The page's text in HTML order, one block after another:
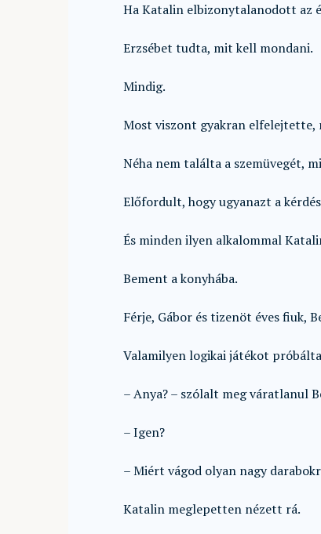
Ha Katalin elbizonytalanodott az
Erzsébet tudta, mit kell mondani.
Mindig.
Most viszont gyakran
Néha nem találta a szemüvegét,
Előfordult, hogy ugyanazt a
És minden ilyen alkalommal
Bement a konyhába.
Férje, Gábor és tizenöt éves fiuk,
Valamilyen logikai játékot
– Anya? – szólalt meg váratlanul
– Igen?
– Miért vágod olyan nagy
Katalin meglepetten nézett rá.